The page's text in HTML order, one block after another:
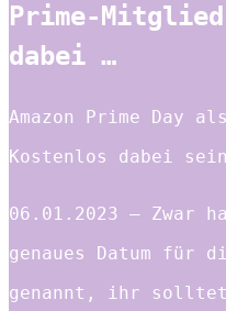
Prime-
dabei …
Amazon Prime Day
Kostenlos dabei
06.01.2023 — Zwar
genaues Datum für
genannt, ihr solltet